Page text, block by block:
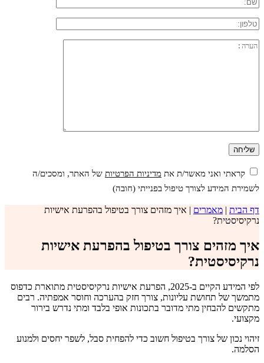
קראתי ואני מאשר/ת את מדיניות הפרטיות של האתר, ומסכים/ה
לשמירת המידע לצורך טיפול בפנייתי (חובה)
דף הבית | מאמרים | איך מזהים צורך בטיפול בהפרעת אישיות
נרקיסיסטית?
איך מזהים צורך בטיפול בהפרעת אישיות
נרקיסיסטית?
לפי המידע הקיים ב-2025, הפרעת אישיות נרקיסיסטית מתוארת כדפוס
מתמשך של תחושת עליונות, צורך חזק בהערכה וחוסר אמפתיה. רבים
מתקשים להבחין מתי מדובר בתכונות אופי בלבד ומתי נדרש בירור
מקצועי.
זיהוי נכון של צורך בטיפול חשוב כדי להפחית סבל, לשפר יחסים ולמנוע
הסלמה.